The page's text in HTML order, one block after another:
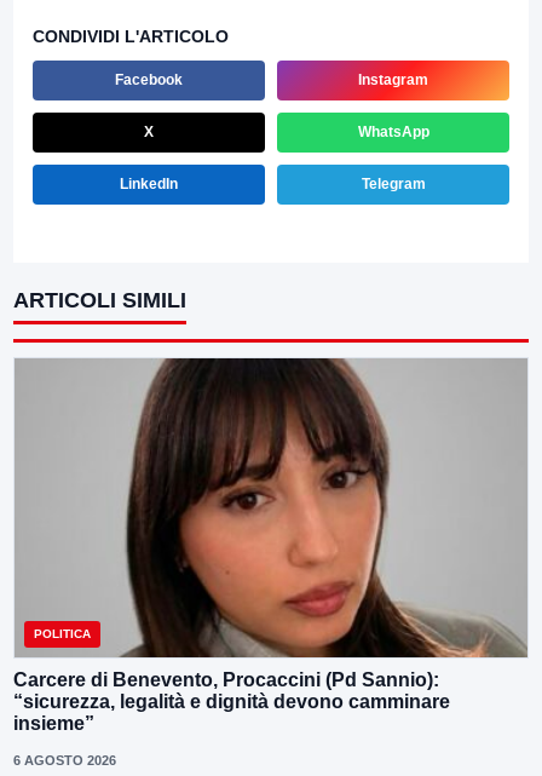
CONDIVIDI L'ARTICOLO
Facebook Instagram
X WhatsApp
LinkedIn Telegram
ARTICOLI SIMILI
POLITICA
Carcere di Benevento, Procaccini (Pd Sannio):
“sicurezza, legalità e dignità devono camminare
insieme”
6 AGOSTO 2026